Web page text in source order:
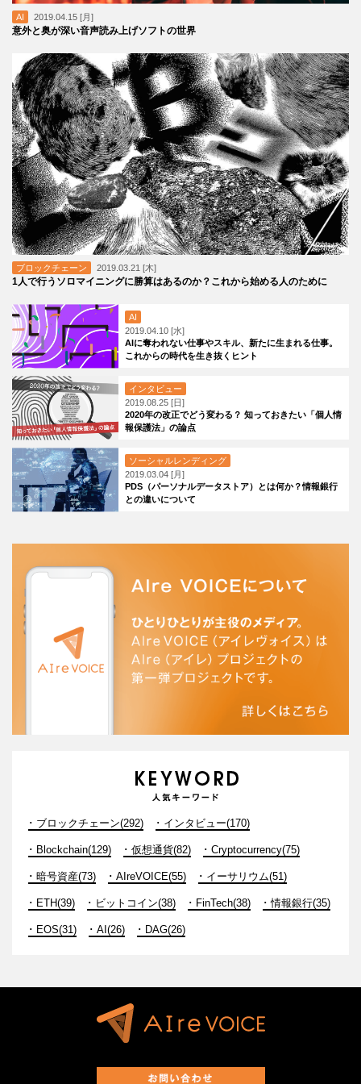
AI 2019.04.15 [月]
意外と奥が深い音声読み上げソフトの世界
ブロックチェーン 2019.03.21 [木]
1人で行うソロマイニングに勝算はあるのか？これから始める人のために
AI
2019.04.10 [水]
AIに奪われない仕事やスキル、新たに生まれる仕事。
これからの時代を生き抜くヒント
インタビュー
2019.08.25 [日]
2020年の改正でどう変わる？ 知っておきたい「個人情
報保護法」の論点
ソーシャルレンディング
2019.03.04 [月]
PDS（パーソナルデータストア）とは何か？情報銀行
との違いについて
ブロックチェーン(292) インタビュー(170)
Blockchain(129) 仮想通貨(82) Cryptocurrency(75)
暗号資産(73) AIreVOICE(55) イーサリウム(51)
ETH(39) ビットコイン(38) FinTech(38) 情報銀行(35)
EOS(31) AI(26) DAG(26)